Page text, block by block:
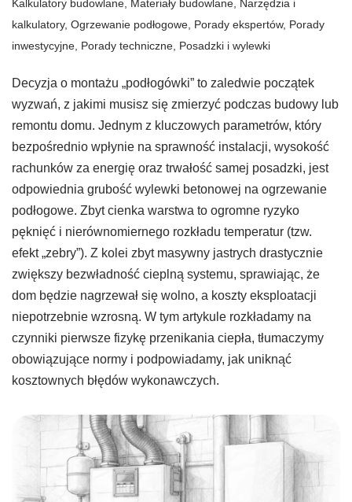
Kalkulatory budowlane Materiały budowlane Narzędzia i
kalkulatory, Ogrzewanie podłogowe Porady ekspertów, Porady
inwestycyjne Porady techniczne Posadzki i wylewki
Decyzja o montażu „podłogówki” to zaledwie początek
wyzwań, z jakimi musisz się zmierzyć podczas budowy lub
remontu domu. Jednym z kluczowych parametrów, który
bezpośrednio wpłynie na sprawność instalacji, wysokość
rachunków za energię oraz trwałość samej posadzki, jest
odpowiednia grubość wylewki betonowej na ogrzewanie
podłogowe. Zbyt cienka warstwa to ogromne ryzyko
pęknięć i nierównomiernego rozkładu temperatur (tzw.
efekt „zebry”). Z kolei zbyt masywny jastrych drastycznie
zwiększy bezwładność cieplną systemu, sprawiając, że
dom będzie nagrzewał się wolno, a koszty eksploatacji
niepotrzebnie wzrosną. W tym artykule rozkładamy na
czynniki pierwsze fizykę przenikania ciepła, tłumaczymy
obowiązujące normy i podpowiadamy, jak uniknąć
kosztownych błędów wykonawczych.